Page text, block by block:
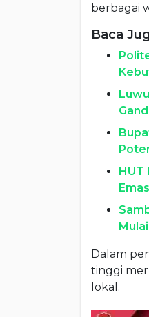
berbagai
Baca
HUT
Dalam
tinggi
lokal.